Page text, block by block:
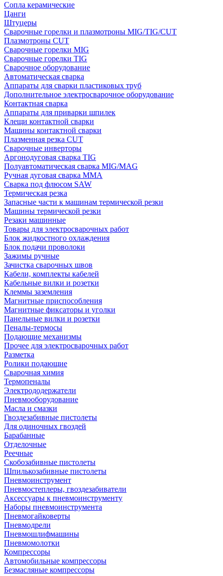
Сопла керамические
Цанги
Штуцеры
Сварочные горелки и плазмотроны MIG/TIG/CUT
Плазмотроны CUT
Сварочные горелки MIG
Сварочные горелки TIG
Сварочное оборудование
Автоматическая сварка
Аппараты для сварки пластиковых труб
Дополнительное электросварочное оборудование
Контактная сварка
Аппараты для приварки шпилек
Клещи контактной сварки
Машины контактной сварки
Плазменная резка CUT
Сварочные инверторы
Аргонодуговая сварка TIG
Полуавтоматическая сварка MIG/MAG
Ручная дуговая сварка MMA
Сварка под флюсом SAW
Термическая резка
Запасные части к машинам термической резки
Машины термической резки
Резаки машинные
Товары для электросварочных работ
Блок жидкостного охлаждения
Блок подачи проволоки
Зажимы ручные
Зачистка сварочных швов
Кабели, комплекты кабелей
Кабельные вилки и розетки
Клеммы заземления
Магнитные приспособления
Магнитные фиксаторы и уголки
Панельные вилки и розетки
Пеналы-термосы
Подающие механизмы
Прочее для электросварочных работ
Разметка
Ролики подающие
Сварочная химия
Термопеналы
Электрододержатели
Пневмооборудование
Масла и смазки
Гвоздезабивные пистолеты
Для одиночных гвоздей
Барабанные
Отделочные
Реечные
Скобозабивные пистолеты
Шпилькозабивные пистолеты
Пневмоинструмент
Пневмостеплеры, гвоздезабиватели
Аксессуары к пневмоинструменту
Наборы пневмоинструмента
Пневмогайковерты
Пневмодрели
Пневмошлифмашины
Пневмомолотки
Компрессоры
Автомобильные компрессоры
Безмасляные компрессоры